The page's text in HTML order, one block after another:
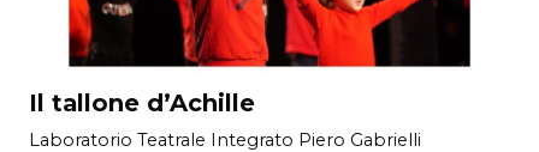
Il tallone d’Achille
Laboratorio Teatrale Integrato Piero Gabrielli